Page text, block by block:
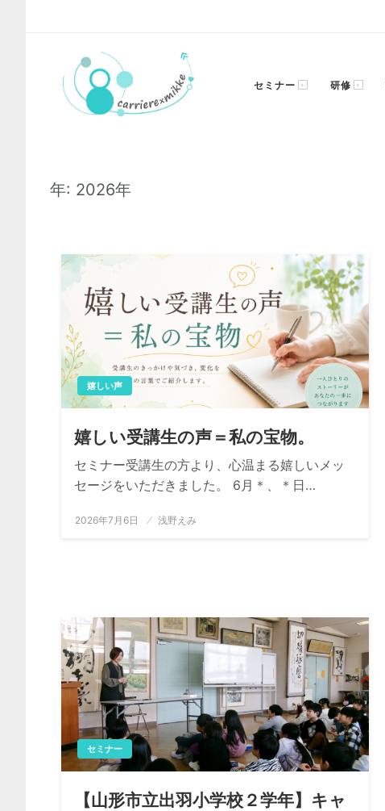
!
セミナー 研修
年: 2026年
嬉しい声
嬉しい受講生の声＝私の宝物。
セミナー受講生の方より、心温まる嬉しいメッ
セージをいただきました。 6月＊、＊日…
投
2026年7月6日 浅野えみ
セミナー
【山形市立出羽小学校２学年】キャ